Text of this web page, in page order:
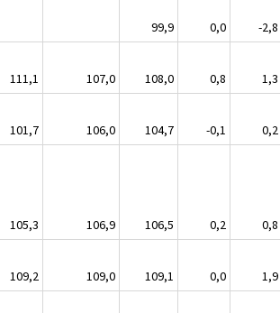
99,9 0,0
-2,8
111,1 107,0 108,0 0,8
1,3
101,7 106,0 104,7 -0,1
0,2
105,3 106,9 106,5 0,2
0,8
109,2 109,0 109,1 0,0
1,9